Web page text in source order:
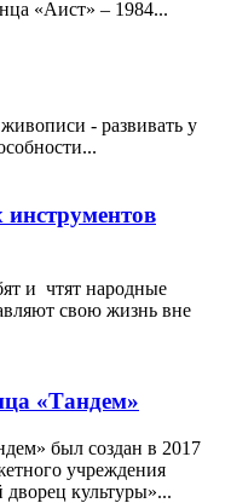
«Аист» – 1984...
живописи - развивать у
и чтят народные
свою жизнь вне
«Тандем»
был создан в 2017
учреждения
дворец культуры»...